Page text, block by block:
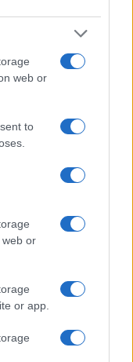
web or
to
web or
or app.
primas en agosto